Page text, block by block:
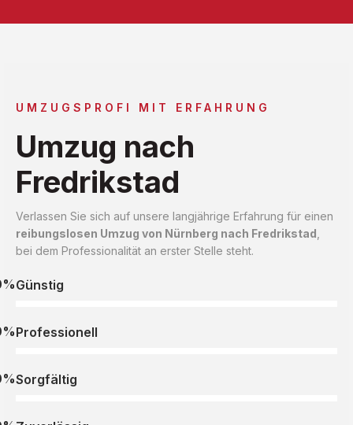
UMZUGSPROFI MIT ERFAHRUNG
Umzug nach
Fredrikstad
Verlassen Sie sich auf unsere langjährige Erfahrung für einen
reibungslosen Umzug von Nürnberg nach Fredrikstad
bei dem Professionalität an erster Stelle steht.
Günstig
Professionell
Sorgfältig